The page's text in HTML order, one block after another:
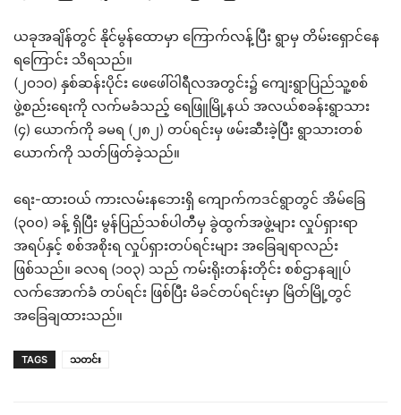
ယခုအချိန်တွင် နိုင်မွန်ထောမှာ ကြောက်လန့်ပြီး ရွာမှ တိမ်းရှောင်နေ
ရကြောင်း သိရသည်။
(၂ဝ၁ဝ) နှစ်ဆန်းပိုင်း ဖေဖေါ်ဝါရီလအတွင်း၌ ကျေးရွာပြည်သူ့စစ်
ဖွဲ့စည်းရေးကို လက်မခံသည့် ရေဖြူမြို့နယ် အလယ်စခန်းရွာသား
(၄) ယောက်ကို ခမရ (၂၈၂) တပ်ရင်းမှ ဖမ်းဆီးခဲ့ပြီး ရွာသားတစ်
ယောက်ကို သတ်ဖြတ်ခဲ့သည်။
ရေး-ထားဝယ် ကားလမ်းနဘေးရှိ ကျောက်ကဒင်ရွာတွင် အိမ်ခြေ
(၃၀၀) ခန့် ရှိပြီး မွန်ပြည်သစ်ပါတီမှ ခွဲထွက်အဖွဲ့များ လှုပ်ရှားရာ
အရပ်နှင့် စစ်အစိုးရ လှုပ်ရှားတပ်ရင်းများ အခြေချရာလည်း
ဖြစ်သည်။ ခလရ (၁၀၃) သည် ကမ်းရိုးတန်းတိုင်း စစ်ဌာနချုပ်
လက်အောက်ခံ တပ်ရင်း ဖြစ်ပြီး မိခင်တပ်ရင်းမှာ မြိတ်မြို့တွင်
အခြေချထားသည်။
TAGS သတင်း